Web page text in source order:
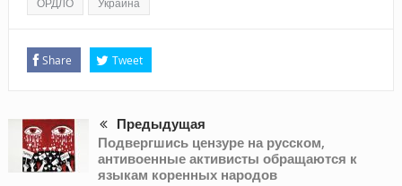
ОРДЛО Украина
Share Tweet
Предыдущая
Подвергшись цензуре на русском,
антивоенные активисты обращаются к
языкам коренных народов